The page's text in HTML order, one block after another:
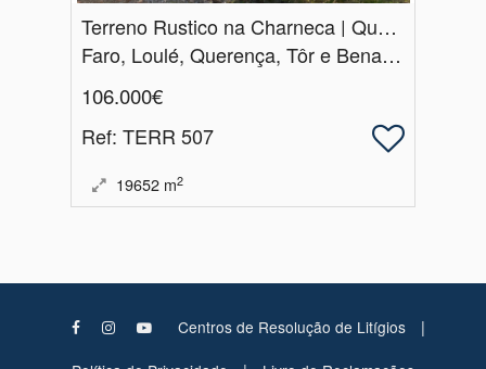
Terreno Rustico na Charneca | Querença | Loulé
Faro, Loulé, Querença, Tôr e Benafim
106.000€
Ref: TERR 507
19652 m2
Centros de Resolução de Litígios |